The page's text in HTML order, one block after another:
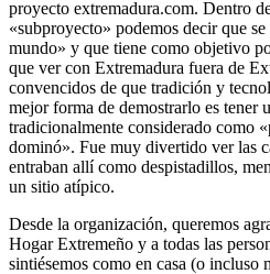
proyecto extremadura.com. Dentro
«subproyecto» podemos decir que
mundo» y que tiene como objetivo
que ver con Extremadura fuera de
convencidos de que tradición y
mejor forma de demostrarlo es tener
tradicionalmente considerado como
dominó». Fue muy divertido ver las
entraban allí como despistadillos,
un sitio atípico.
Desde la organización, queremos
Hogar Extremeño y a todas las
sintiésemos como en casa (o incluso